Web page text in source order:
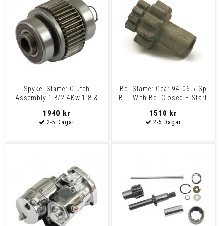
Spyke, Starter Clutch
Assembly 1.8/2.4Kw 1.8 &
1940 kr
Bdl Starter Gear 94-06 5-Sp
B.T. With Bdl Closed E-Start
1510 kr